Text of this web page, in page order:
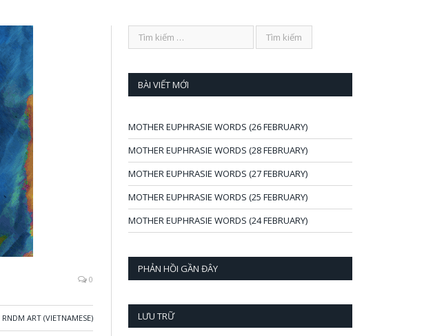
0
RNDM ART (VIETNAMESE)
BÀI VIẾT MỚI
MOTHER EUPHRASIE WORDS (26 FEBRUARY)
MOTHER EUPHRASIE WORDS (28 FEBRUARY)
MOTHER EUPHRASIE WORDS (27 FEBRUARY)
MOTHER EUPHRASIE WORDS (25 FEBRUARY)
MOTHER EUPHRASIE WORDS (24 FEBRUARY)
PHẢN HỒI GẦN ĐÂY
LƯU TRỮ